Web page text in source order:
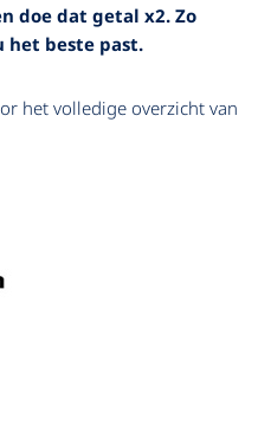
doe dat getal x2. Zo
het beste past.
het volledige overzicht van